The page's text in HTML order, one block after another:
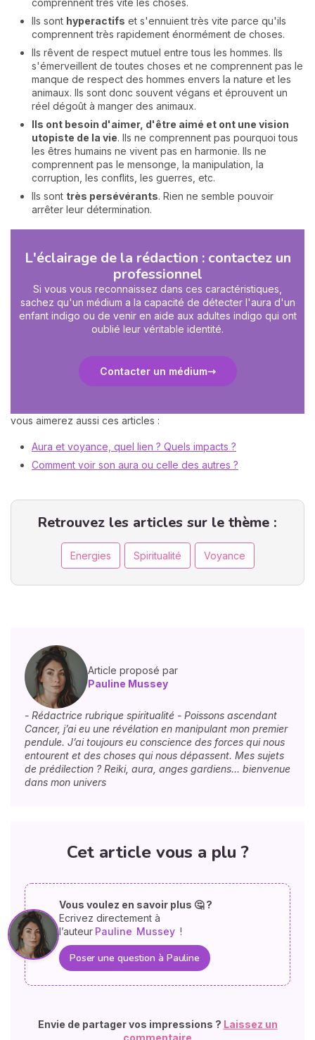
comprennent très vite les choses.
Ils sont hyperactifs et s'ennuient très vite parce qu'ils
comprennent très rapidement énormément de choses.
Ils rêvent de respect mutuel entre tous les hommes. Ils
s'émerveillent de toutes choses et ne comprennent pas le
manque de respect des hommes envers la nature et les
animaux. Ils sont donc souvent végans et éprouvent un
réel dégoût à manger des animaux.
Ils ont besoin d'aimer, d'être aimé et ont une vision
utopiste de la vie. Ils ne comprennent pas pourquoi tous
les êtres humains ne vivent pas en harmonie. Ils ne
comprennent pas le mensonge, la manipulation, la
corruption, les conflits, les guerres, etc.
Ils sont très persévérants. Rien ne semble pouvoir
arrêter leur détermination.
L'éclairage de la rédaction : contactez un
professionnel
Si vous vous reconnaissez dans ces caractéristiques,
sachez qu'un médium a la capacité de détecter l'aura d'un
enfant indigo ou de venir en aide aux adultes indigo qui ont
oublié leur véritable identité.
Contacter un médium
vous aimerez aussi ces articles :
Aura et voyance, quel lien ? Quels impacts ?
Comment voir son aura ou celle des autres ?
Retrouvez les articles sur le thème :
Energies Spiritualité Voyance
Article proposé par
Pauline Mussey
- Rédactrice rubrique spiritualité - Poissons ascendant
Cancer, j’ai eu une révélation en manipulant mon premier
pendule. J’ai toujours eu conscience des forces qui nous
entourent et des choses qui nous dépassent. Mes sujets
de prédilection ? Reiki, aura, anges gardiens… bienvenue
dans mon univers
Cet article vous a plu ?
Vous voulez en savoir plus 🤔 ?
Ecrivez directement à
l’auteur Pauline Mussey !
Poser une question à Pauline
Envie de partager vos impressions ? Laissez un